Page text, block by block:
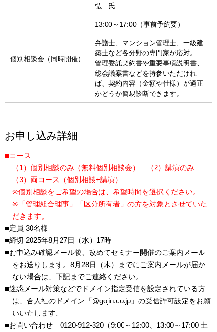
弘 氏
個別相談会（同時開催）
13:00～17:00（事前予約要）
弁護士、マンション管理士、一級建
築士など各分野の専門家が応対。
管理委託契約書や重要事項説明書、
総会議案書などを持参いただけれ
ば、契約内容（金額や仕様）が適正
かどうか簡易診断できます。
お申し込み詳細
■コース
（1）個別相談のみ（無料個別相談会） （2）講演のみ
（3）両コース（個別相談+講演）
※個別相談をご希望の場合は、希望時間を選択ください。
※「管理組合理事」「区分所有者」の方を対象とさせていた
だきます。
■定員 30名様
■締切 2025年8月27日（水）17時
■お申込み確認メール後、改めてセミナー開催のご案内メール
をお送りします。8月28日（木）までにご案内メールが届か
ない場合は、下記までご連絡ください。
■迷惑メール対策などでドメイン指定受信を設定されている方
は、合人社のドメイン「@gojin.co.jp」の受信許可設定をお願
いいたします。
■お問い合わせ 0120-912-820（9:00～12:00、13:00～17:00 土